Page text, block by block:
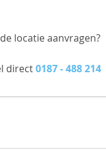
locatie aanvragen?
direct0187 - 488 214